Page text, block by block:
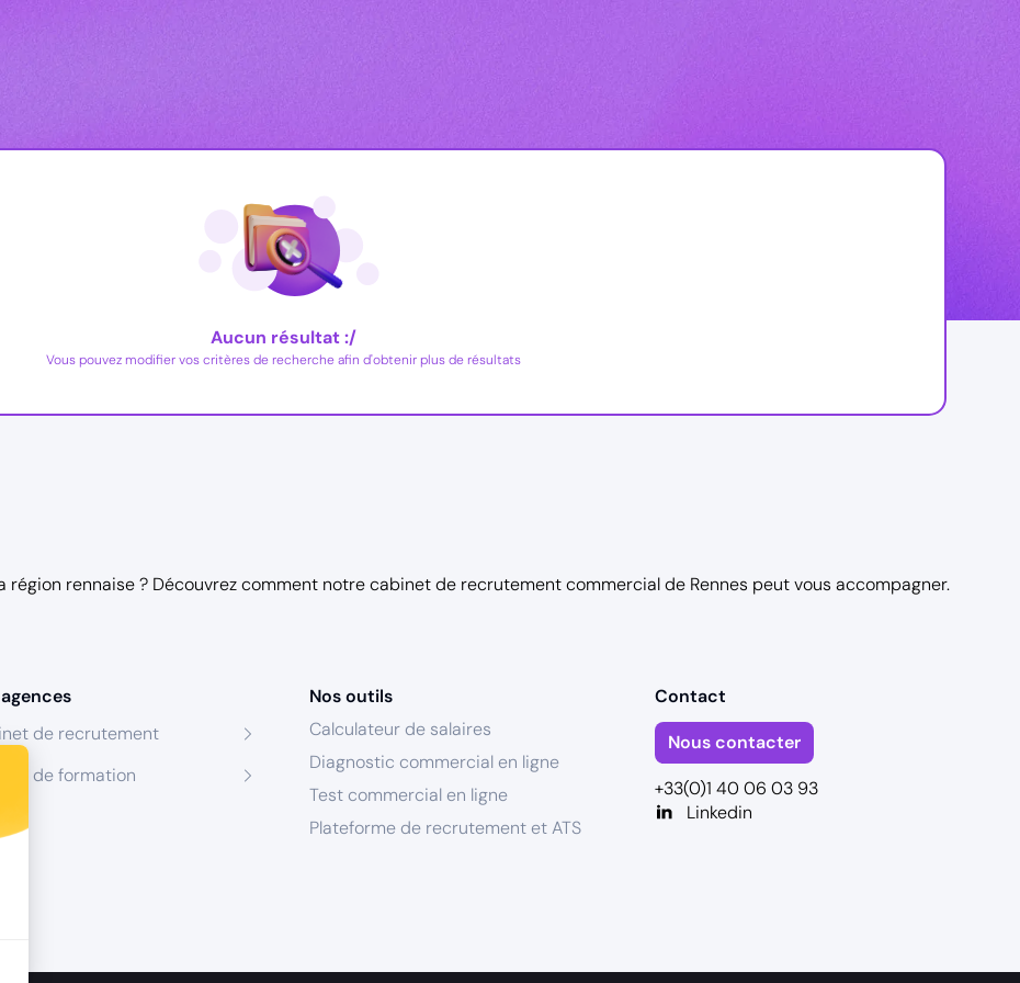
Aucun résultat :/
Vous pouvez modifier vos critères de recherche afin d'obtenir plus de résultats
région rennaise ? Découvrez comment notrecabinet de recrutement commercial de Rennes peut vous accompagner.
de recrutement
de formation
Nos outils
Calculateur de salaires
Diagnostic commercial en ligne
Test commercial en ligne
Plateforme de recrutement et ATS
Contact
Nous contacter
+33(0)1 40 06 03 93
Linkedin